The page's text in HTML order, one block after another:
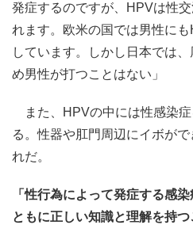
発症するのですが、HPVは性
れます。欧米の国では男性に
しています。しかし日本では
め男性が打つことはない」
また、HPVの中には性感染
る。性器や肛門周辺にイボが
れだ。
「性行為によって発症する感
ともに正しい知識と理解を持